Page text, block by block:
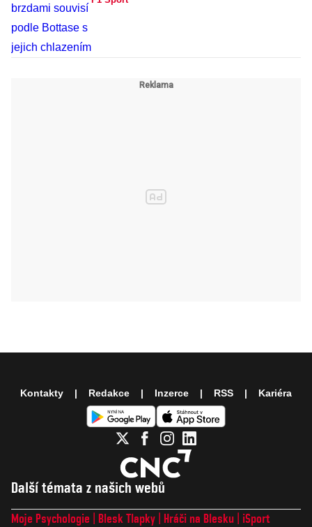
Další témata z našich webů
Moje Psychologie Blesk Tlapky Hráči na Blesku
iSport
Kontakty Redakce Inzerce RSS Kariéra